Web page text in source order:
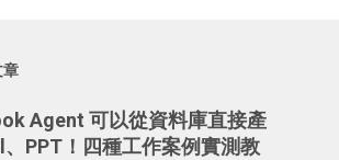
章
Agent 可以從資料庫直接產
PPT！四種工作案例實測教